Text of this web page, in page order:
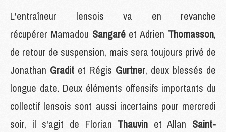
L'entraîneur lensois va en revanche
récupérer Mamadou Sangaré et Adrien Thomasson,
de retour de suspension, mais sera toujours privé de
Jonathan Gradit et Régis Gurtner, deux blessés de
longue date. Deux éléments offensifs importants du
collectif lensois sont aussi incertains pour mercredi
soir, il s'agit de Florian Thauvin et Allan Saint-